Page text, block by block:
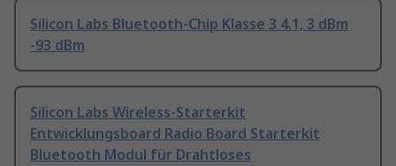
Silicon Labs Bluetooth-Chip Klasse 3 4.1, 3 dBm
-93 dBm
Silicon Labs Wireless-Starterkit
Entwicklungsboard Radio Board Starterkit
Bluetooth Modul für Drahtloses